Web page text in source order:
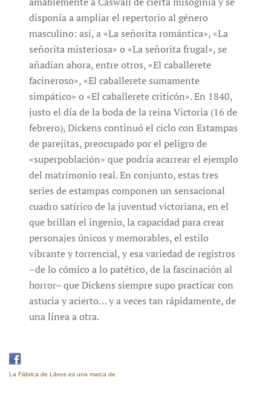
disponía a ampliar el repertorio al género
masculino: así, a «La señorita romántica», «La
señorita misteriosa» o «La señorita frugal», se
añadían ahora, entre otros, «El caballerete
facineroso», «El caballerete sumamente
simpático» o «El caballerete criticón». En 1840,
justo el día de la boda de la reina Victoria (16 de
febrero), Dickens continuó el ciclo con Estampas
de parejitas, preocupado por el peligro de
«superpoblación» que podría acarrear el ejemplo
del matrimonio real. En conjunto, estas tres
series de estampas componen un sensacional
cuadro satírico de la juventud victoriana, en el
que brillan el ingenio, la capacidad para crear
personajes únicos y memorables, el estilo
vibrante y torrencial, y esa variedad de registros
–de lo cómico a lo patético, de la fascinación al
horror– que Dickens siempre supo practicar con
astucia y acierto… y a veces tan rápidamente, de
una línea a otra.
La Fábrica de Libros es una marca de